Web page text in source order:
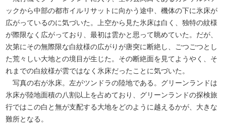
ックから中部の都市イルリサットに向かう途中、機体の下に氷床が
広がっているのに気づいた。上空から見た氷床は白く、独特の紋様
が際限なく広がっており、最初は雲かと思って眺めていた。だが、
次第にその無際限な白紋様の広がりが唐突に断絶し、ごつごつとし
た荒々しい大地との境目が生じた。その断絶面を見てようやく、そ
れまでの白紋様が雲ではなく氷床だったことに気づいた。
写真の右が氷床。左がツンドラの陸地である。グリーンランドは
氷床が陸地面積の八割以上を占めており、グリーンランドの探検旅
行ではこの白と無が支配する大地をどのように越えるかが、大きな
難所となる。